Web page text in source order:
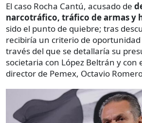
El caso Rocha Cantú, acusado de
narcotráfico, tráfico de armas y
sido el punto de quiebre; tras
recibiría un criterio de oportunidad
través del que se detallaría su
societaria con López Beltrán y con
director de Pemex, Octavio